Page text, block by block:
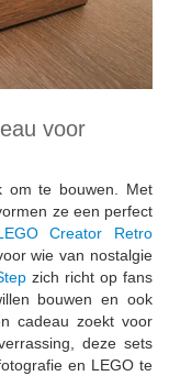
voor
om te bouwen. Met
ze een perfect
Creator Retro
wie van nostalgie
zich richt op fans
bouwen en ook
cadeau zoekt voor
deze sets
en LEGO te